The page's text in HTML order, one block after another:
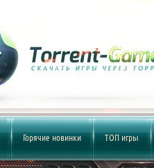
Горячие новинки ТОП игры